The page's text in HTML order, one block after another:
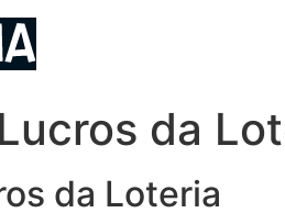
da
da Loteria